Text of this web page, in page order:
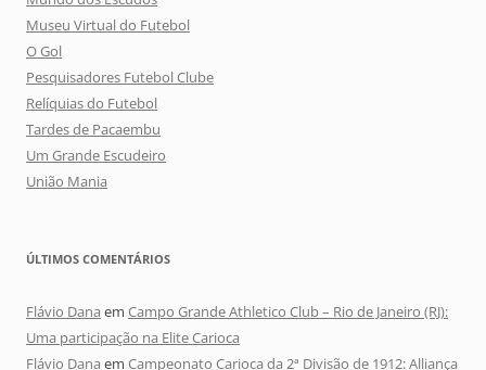
Museu Virtual do Futebol
O Gol
Pesquisadores Futebol Clube
Relíquias do Futebol
Tardes de Pacaembu
Um Grande Escudeiro
União Mania
ÚLTIMOS COMENTÁRIOS
Flávio Dana em Campo Grande Athletico Club – Rio de Janeiro (RJ):
Uma participação na Elite Carioca
Flávio Dana em Campeonato Carioca da 2ª Divisão de 1912: Alliança